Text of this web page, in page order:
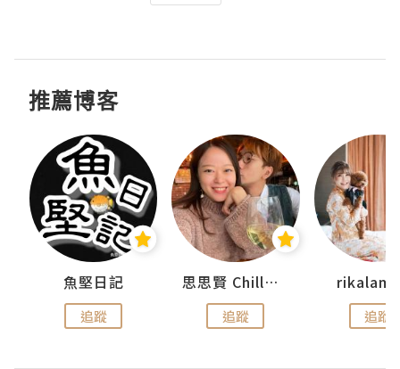
推薦博客
魚堅日記
追蹤
思思賢 ChillMyBabe
追蹤 追蹤